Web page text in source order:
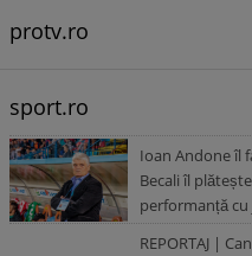
protv.ro
sport.ro
Ioan Andone îl
Becali îl
performanță
REPORTAJ |